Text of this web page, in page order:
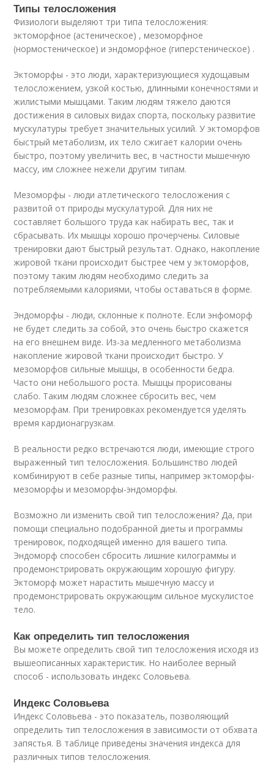
Типы телосложения
Физиологи выделяют три типа телосложения:
эктоморфное (астеническое) , мезоморфное
(нормостеническое) и эндоморфное (гиперстеническое) .
Эктоморфы - это люди, характеризующиеся худощавым
телосложением, узкой костью, длинными конечностями и
жилистыми мышцами. Таким людям тяжело даются
достижения в силовых видах спорта, поскольку развитие
мускулатуры требует значительных усилий. У эктоморфов
быстрый метаболизм, их тело сжигает калории очень
быстро, поэтому увеличить вес, в частности мышечную
массу, им сложнее нежели другим типам.
Мезоморфы - люди атлетического телосложения с
развитой от природы мускулатурой. Для них не
составляет большого труда как набирать вес, так и
сбрасывать. Их мышцы хорошо прочерчены. Силовые
тренировки дают быстрый результат. Однако, накопление
жировой ткани происходит быстрее чем у эктоморфов,
поэтому таким людям необходимо следить за
потребляемыми калориями, чтобы оставаться в форме.
Эндоморфы - люди, склонные к полноте. Если энфоморф
не будет следить за собой, это очень быстро скажется
на его внешнем виде. Из-за медленного метаболизма
накопление жировой ткани происходит быстро. У
мезоморфов сильные мышцы, в особенности бедра.
Часто они небольшого роста. Мышцы прорисованы
слабо. Таким людям сложнее сбросить вес, чем
мезоморфам. При тренировках рекомендуется уделять
время кардионагрузкам.
В реальности редко встречаются люди, имеющие строго
выраженный тип телосложения. Большинство людей
комбинируют в себе разные типы, например эктоморфы-
мезоморфы и мезоморфы-эндоморфы.
Возможно ли изменить свой тип телосложения? Да, при
помощи специально подобранной диеты и программы
тренировок, подходящей именно для вашего типа.
Эндоморф способен сбросить лишние килограммы и
продемонстрировать окружающим хорошую фигуру.
Эктоморф может нарастить мышечную массу и
продемонстрировать окружающим сильное мускулистое
тело.
Как определить тип телосложения
Вы можете определить свой тип телосложения исходя из
вышеописанных характеристик. Но наиболее верный
способ - использовать индекс Соловьева.
Индекс Соловьева
Индекс Соловьева - это показатель, позволяющий
определить тип телосложения в зависимости от обхвата
запястья. В таблице приведены значения индекса для
различных типов телосложения.